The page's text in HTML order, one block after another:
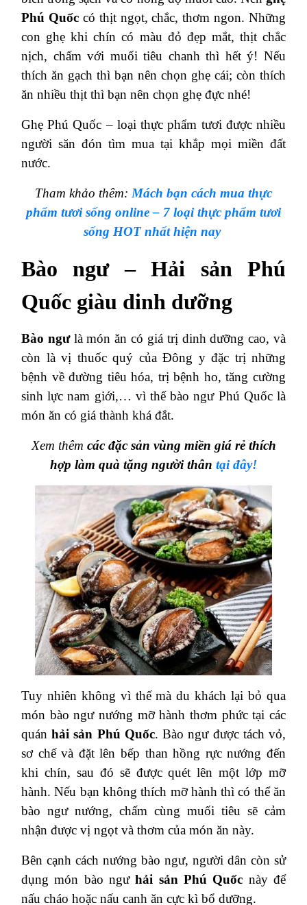
Phú Quốccó thịt ngọt, chắc, thơm ngon. Những
con ghẹ khi chín có màu đỏ đẹp mắt, thịt chắc
nịch, chấm với muối tiêu chanh thì hết ý! Nếu
thích ăn gạch thì bạn nên chọn ghẹ cái; còn thích
ăn nhiều thịt thì bạn nên chọn ghẹ đực nhé!
Ghẹ Phú Quốc – loại thực phẩm tươi được nhiều
người săn đón tìm mua tại khắp mọi miền đất
nước.
Tham khảo thêm: Mách bạn cách mua thực
phẩm tươi sống online – 7 loại thực phẩm tươi
sống HOT nhất hiện nay
Bào ngư – Hải sản Phú
Quốc giàu dinh dưỡng
Bào ngưlà món ăn có giá trị dinh dưỡng cao, và
còn là vị thuốc quý của Đông y đặc trị những
bệnh về đường tiêu hóa, trị bệnh ho, tăng cường
sinh lực nam giới,… vì thế bào ngư Phú Quốc là
món ăn có giá thành khá đắt.
Xem thêm các đặc sản vùng miền giá rẻ thích
hợp làm quà tặng người thân tại đây!
Tuy nhiên không vì thế mà du khách lại bỏ qua
món bào ngư nướng mỡ hành thơm phức tại các
quánhải sản Phú Quốc. Bào ngư được tách vỏ,
sơ chế và đặt lên bếp than hồng rực nướng đến
khi chín, sau đó sẽ được quét lên một lớp mỡ
hành. Nếu bạn không thích mỡ hành thì có thể ăn
bào ngư nướng, chấm cùng muối tiêu sẽ cảm
nhận được vị ngọt và thơm của món ăn này.
Bên cạnh cách nướng bào ngư, người dân còn sử
dụng món bào ngưhải sản Phú Quốc này để
nấu cháo hoặc nấu canh ăn cực kì bổ dưỡng.